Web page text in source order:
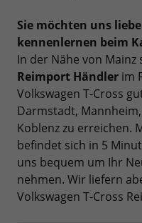
Sie möchten uns
kennenlernen beim
In der Nähe von Mainz
Reimport Händler im
Volkswagen T-Cross
Darmstadt,
Koblenz zu erreichen.
befindet sich in 5
uns bequem um Ihr
nehmen. Wir liefern
Volkswagen T-Cross